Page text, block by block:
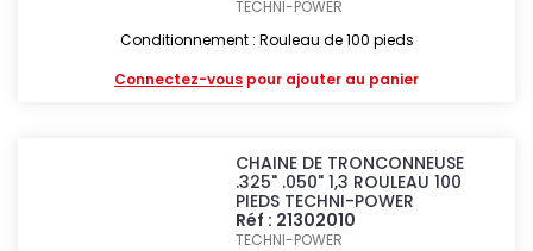
TECHNI-POWER
Conditionnement : Rouleau de 100 pieds
Connectez-vous pour ajouter au panier
CHAINE DE TRONCONNEUSE
.325" .050" 1,3 ROULEAU 100
PIEDS TECHNI-POWER
Réf : 21302010
TECHNI-POWER